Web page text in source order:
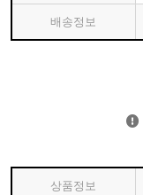
배송정보
상품정보